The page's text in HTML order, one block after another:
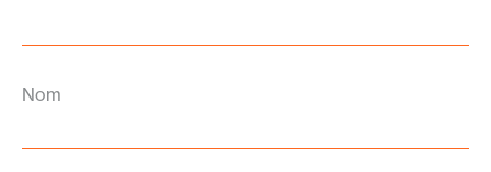
Nom